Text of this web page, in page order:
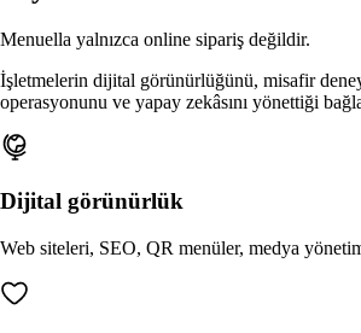
Öngörülü hazırlık ve
yumuşatma.
İndir
Menuella'yı macOS, iOS ve web
Menuella yalnızca online sipariş değildir.
İşletmelerin dijital görünürlüğünü, misafir
operasyonunu ve yapay zekâsını yönettiği
Dijital görünürlük
Web siteleri, SEO, QR menüler, medya